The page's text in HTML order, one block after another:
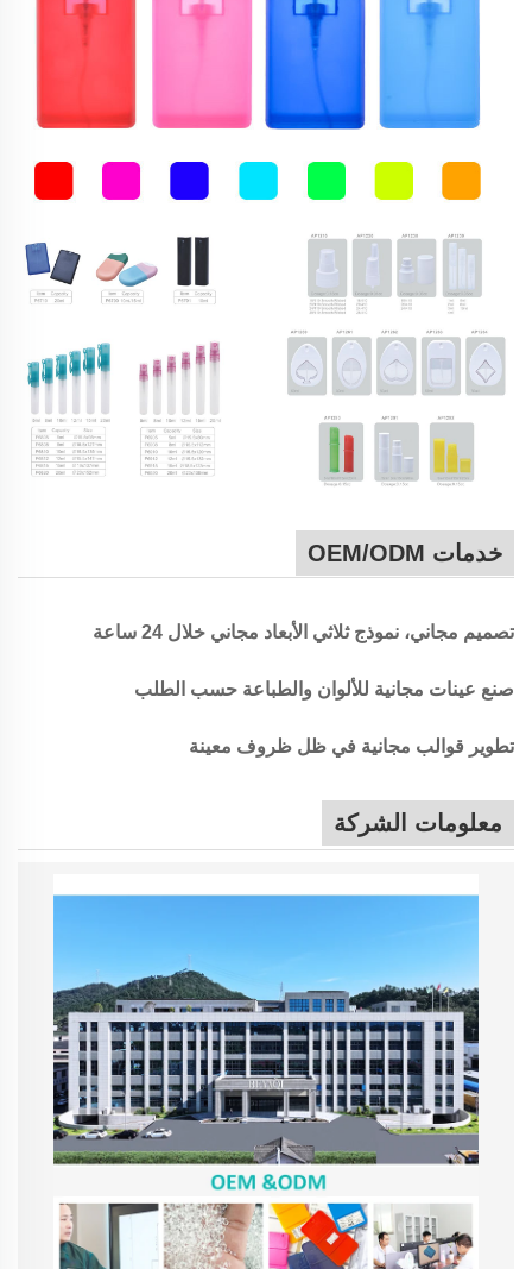
خدمات OEM/ODM
تصميم مجاني، نموذج ثلاثي الأبعاد مجاني خلال 24 ساعة
صنع عينات مجانية للألوان والطباعة حسب الطلب
تطوير قوالب مجانية في ظل ظروف معينة
معلومات الشركة